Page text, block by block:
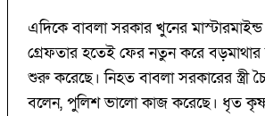
এদিকে বাবলা সরকার খুনের
গ্রেফতার হতেই ফের নতুন করে
শুরু করেছে। নিহত বাবলা সরকারের স্ত্রী
বলেন, পুলিশ ভালো কাজ করেছে। ধৃত